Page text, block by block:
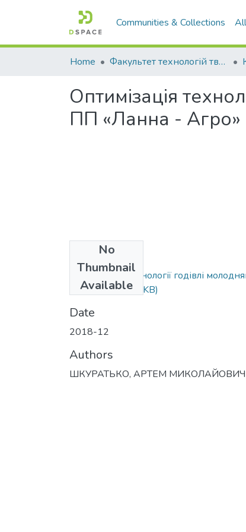
Communities & Collections
Home Факультет технологій тваринництва та продовольства
Оптимізація
ПП «Ланна - Агро»
No
Thumbnail
Available
Оптимізація технології годівлі
ВРХ.docx(20.88 KB)
Date
2018-12
Authors
ШКУРАТЬКО, АРТЕМ МИКОЛАЙОВИЧ